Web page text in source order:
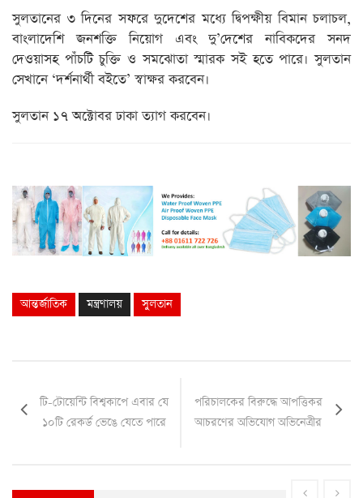
সুলতানের ৩ দিনের সফরে দুদেশের মধ্যে দ্বিপক্ষীয় বিমান চলাচল,
বাংলাদেশি জনশক্তি নিয়োগ এবং দু’দেশের নাবিকদের সনদ
দেওয়াসহ পাঁচটি চুক্তি ও সমঝোতা স্মারক সই হতে পারে। সুলতান
সেখানে ‘দর্শনার্থী বইতে’ স্বাক্ষর করবেন।
সুলতান ১৭ অক্টোবর ঢাকা ত্যাগ করবেন।
আন্তর্জাতিক মন্ত্রণালয় সুলতান
টি-টোয়েন্টি বিশ্বকাপে এবার যে
১০টি রেকর্ড ভেঙে যেতে পারে
পরিচালকের বিরুদ্ধে আপত্তিকর
আচরণের অভিযোগ অভিনেত্রীর